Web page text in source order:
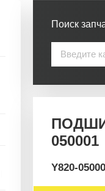
Поиск
050001
Y820-